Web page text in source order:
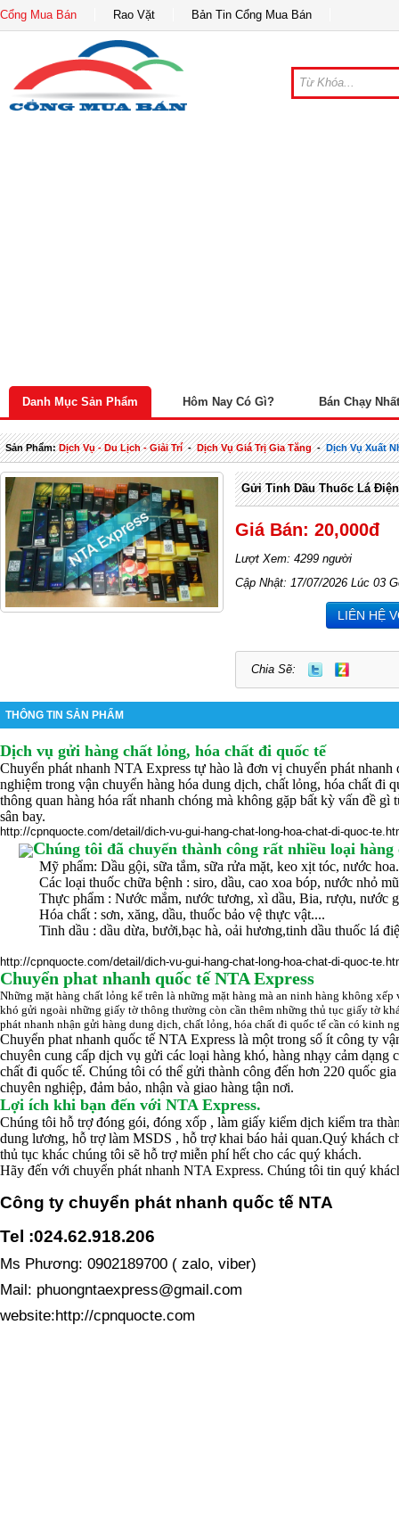
Cổng Mua Bán Rao Vặt Bản Tin Cổng Mua Bán
Danh Mục Sản Phẩm Hôm Nay Có Gì? Bán Chạy Nhất
Sản Phẩm:Dịch Vụ - Du Lịch - Giải Trí-Dịch Vụ Giá Trị Gia Tăng-Dịch Vụ Xuất
Gửi Tinh Dầu Thuốc Lá
Giá Bán: 20,000đ
Lượt Xem: 4299 người
Cập Nhật: 17/07/2026 Lúc 03
LIÊN HỆ
Chia Sẽ:
THÔNG TIN SẢN PHẨM
Dịch vụ gửi hàng chất lỏng, hóa chất đi quốc tế
Chuyển phát nhanh NTA Express tự hào là đơn vị chuyển phát nhanh
nghiệm trong vận chuyển hàng hóa dung dịch, chất lỏng, hóa chất đi
thông quan hàng hóa rất nhanh chóng mà không gặp bất kỳ vấn đề
sân bay.
http://cpnquocte.com/detail/dich-vu-gui-hang-chat-long-hoa-chat-di-quoc-
Chúng tôi đã chuyển thành công rất nhiều loại
Mỹ phẩm: Dầu gội, sữa tắm, sữa rửa mặt, keo xịt tóc, nước
Các loại thuốc chữa bệnh : siro, dầu, cao xoa bóp, nước nhỏ
Thực phẩm : Nước mắm, nước tương, xì dầu, Bia, rượu, nước
Hóa chất : sơn, xăng, dầu, thuốc bảo vệ thực vật....
Tinh dầu : dầu dừa, bưởi,bạc hà, oải hương,tinh dầu thuốc lá
http://cpnquocte.com/detail/dich-vu-gui-hang-chat-long-hoa-chat-di-quoc-
Chuyển phat nhanh quốc tế NTA Express
Những mặt hàng chất lỏng kể trên là những mặt hàng mà an ninh hàng không xếp
khó gửi ngoài những giấy tờ thông thường còn cần thêm những thủ tục giấy tờ
phát nhanh nhận gửi hàng dung dịch, chất lỏng, hóa chất đi quốc tế cần có kinh
Chuyển phat nhanh quốc tế NTA Express là một trong số ít công ty
chuyên cung cấp dịch vụ gửi các loại hàng khó, hàng nhạy cảm dạng
chất đi quốc tế. Chúng tôi có thể gửi thành công đến hơn 220 quốc
chuyên nghiệp, đảm bảo, nhận và giao hàng tận nơi.
Lợi ích khi bạn đến với NTA Express.
Chúng tôi hỗ trợ đóng gói, đóng xốp , làm giấy kiểm dịch kiểm tra
dung lương, hỗ trợ làm MSDS , hỗ trợ khai báo hải quan.Quý khách
thủ tục khác chúng tôi sẽ hỗ trợ miễn phí hết cho các quý khách.
Hãy đến với chuyển phát nhanh NTA Express. Chúng tôi tin quý
Công ty chuyển phát nhanh quốc tế NTA
Tel :024.62.918.206
Ms Phương: 0902189700 ( zalo, viber)
Mail: phuongntaexpress@gmail.com
website:http://cpnquocte.com